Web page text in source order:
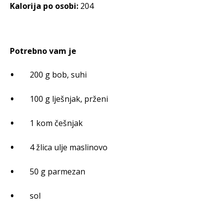
Kalorija po osobi: 204
Potrebno vam je
200 g bob, suhi
100 g lješnjak, prženi
1 kom češnjak
4 žlica ulje maslinovo
50 g parmezan
sol